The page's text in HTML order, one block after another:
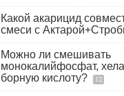
Какой акарицид
смеси с
Можно ли смешивать
монокалийфосфат,
борную кислоту?
12